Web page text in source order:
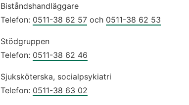
Biståndshandläggare
Telefon: 0511-38 62 57 och 0511-38 62 53
Stödgruppen
Telefon: 0511-38 62 46
Sjuksköterska, socialpsykiatri
Telefon: 0511-38 63 02